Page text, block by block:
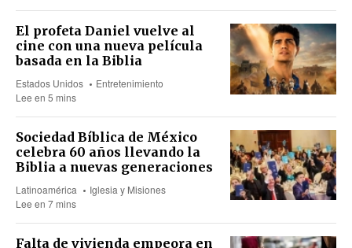
El profeta Daniel vuelve al
cine con una nueva película
basada en la Biblia
Estados Unidos
Entretenimiento
Lee en 5 mins
Sociedad Bíblica de México
celebra 60 años llevando la
Biblia a nuevas generaciones
Latinoamérica
Iglesia y Misiones
Lee en 7 mins
Falta de vivienda empeora en